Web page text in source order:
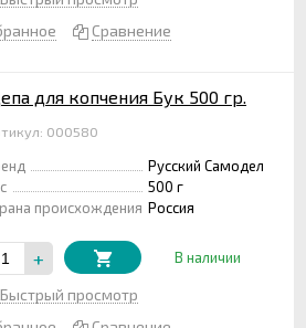
Сравнение
для копчения Бук 500 гр.
000580
Русский Самодел
500 г
происхождения Россия
+ В наличии
Быстрый просмотр